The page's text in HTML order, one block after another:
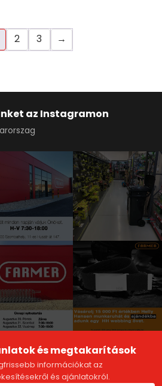
2 3 →
az Instagramon
és megtakarítások
információkat az
és ajánlatokról.